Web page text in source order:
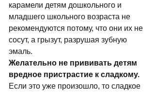
карамели детям дошкольного и
младшего школьного возраста не
рекомендуются потому, что они их не
сосут, а грызут, разрушая зубную
эмаль.
Желательно не прививать детям
вредное пристрастие к сладкому.
Если это уже произошло, то сладкое